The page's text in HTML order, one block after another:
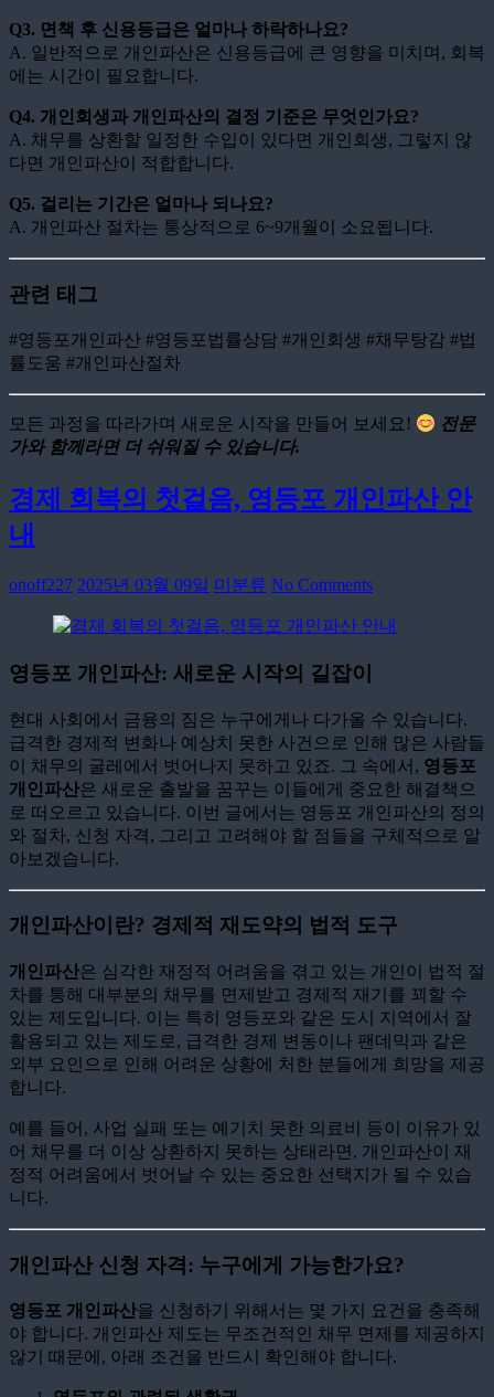
Q3. 면책 후 신용등급은 얼마나 하락하나요?
A. 일반적으로 개인파산은 신용등급에 큰 영향을 미치며, 회복
에는 시간이 필요합니다.
Q4. 개인회생과 개인파산의 결정 기준은 무엇인가요?
A. 채무를 상환할 일정한 수입이 있다면 개인회생, 그렇지 않
다면 개인파산이 적합합니다.
Q5. 걸리는 기간은 얼마나 되나요?
A. 개인파산 절차는 통상적으로 6~9개월이 소요됩니다.
관련 태그
#영등포개인파산 #영등포법률상담 #개인회생 #채무탕감 #법
률도움 #개인파산절차
모든 과정을 따라가며 새로운 시작을 만들어 보세요!
전문
가와 함께라면 더 쉬워질 수 있습니다.
경제 회복의 첫걸음, 영등포 개인파산 안
내
onoff227 2025년 03월 09일 미분류 No Comments
영등포 개인파산: 새로운 시작의 길잡이
현대 사회에서 금융의 짐은 누구에게나 다가올 수 있습니다.
급격한 경제적 변화나 예상치 못한 사건으로 인해 많은 사람들
이 채무의 굴레에서 벗어나지 못하고 있죠. 그 속에서, 영등포
개인파산은 새로운 출발을 꿈꾸는 이들에게 중요한 해결책으
로 떠오르고 있습니다. 이번 글에서는 영등포 개인파산의 정의
와 절차, 신청 자격, 그리고 고려해야 할 점들을 구체적으로 알
아보겠습니다.
개인파산이란? 경제적 재도약의 법적 도구
개인파산은 심각한 재정적 어려움을 겪고 있는 개인이 법적 절
차를 통해 대부분의 채무를 면제받고 경제적 재기를 꾀할 수
있는 제도입니다. 이는 특히 영등포와 같은 도시 지역에서 잘
활용되고 있는 제도로, 급격한 경제 변동이나 팬데믹과 같은
외부 요인으로 인해 어려운 상황에 처한 분들에게 희망을 제공
합니다.
예를 들어, 사업 실패 또는 예기치 못한 의료비 등이 이유가 있
어 채무를 더 이상 상환하지 못하는 상태라면, 개인파산이 재
정적 어려움에서 벗어날 수 있는 중요한 선택지가 될 수 있습
니다.
개인파산 신청 자격: 누구에게 가능한가요?
영등포 개인파산을 신청하기 위해서는 몇 가지 요건을 충족해
야 합니다. 개인파산 제도는 무조건적인 채무 면제를 제공하지
않기 때문에, 아래 조건을 반드시 확인해야 합니다.